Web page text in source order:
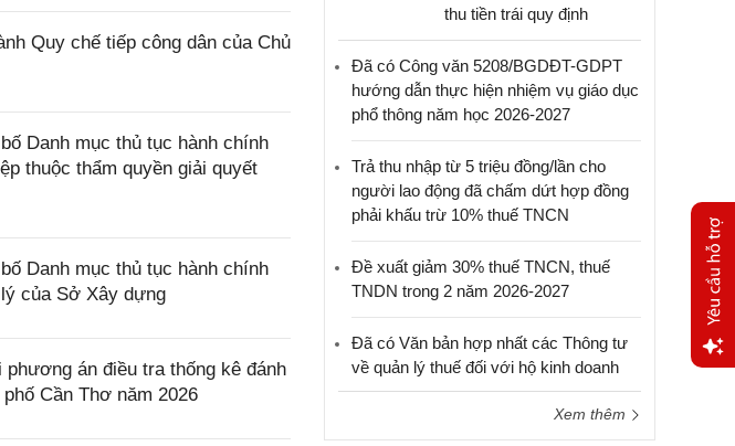
Quy chế tiếp công dân của Chủ
Danh mục thủ tục hành chính
thuộc thẩm quyền giải quyết
Danh mục thủ tục hành chính
của Sở Xây dựng
phương án điều tra thống kê đánh
Cần Thơ năm 2026
thu tiền trái quy định
Đã có Công văn 5208/BGDĐT-GDPT
hướng dẫn thực hiện nhiệm vụ giáo dục
phổ thông năm học 2026-2027
Trả thu nhập từ 5 triệu đồng/lần cho
người lao động đã chấm dứt hợp đồng
phải khấu trừ 10% thuế TNCN
Đề xuất giảm 30% thuế TNCN, thuế
TNDN trong 2 năm 2026-2027
Đã có Văn bản hợp nhất các Thông tư
về quản lý thuế đối với hộ kinh doanh
Xem thêm